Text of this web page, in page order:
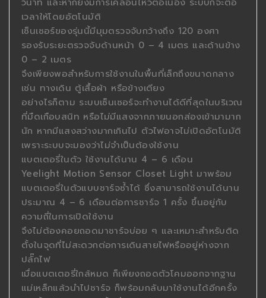
เวลาให้โดยอัตโนมัติ
เซ็นเซอร์ของรุ่นนี้มีมุมตรวจจับกว้างถึง 120 องศา
รองรับระยะตรวจจับด้านหน้า 0 – 4 เมตร และด้านข้าง
0 – 2 เมตร
จึงเพียงพอสำหรับการใช้งานในพื้นที่เล็กถึงขนาดกลาง
เช่น ทางเดิน ตู้เสื้อผ้า หรือข้างเตียง
อย่างไรก็ตาม ระบบเซ็นเซอร์จะทำงานได้ดีที่สุดในบริเวณ
ที่มืดเกือบสนิท หรือไม่มีแสงจากภายนอกส่องเข้ามามาก
นัก หากมีแสงสว่างมากเกินไป ตัวไฟอาจไม่เปิดอัตโนมัติ
เพราะระบบจะมองว่าไม่จำเป็นต้องใช้งาน
แบตเตอรี่ในตัว ใช้งานได้นาน 4 – 6 เดือน
Yeelight Motion Sensor Closet Light มาพร้อม
แบตเตอรี่ในตัวแบบชาร์จซ้ำได้ ซึ่งสามารถใช้งานได้นาน
ประมาณ 4 – 6 เดือนต่อการชาร์จ 1 ครั้ง ขึ้นอยู่กับ
ความถี่ในการเปิดใช้งาน
จึงไม่ต้องคอยถอดมาชาร์จบ่อย ๆ และเหมาะสำหรับติด
ตั้งในจุดที่ไม่สะดวกต่อการเดินสายไฟหรืออยู่ห่างจาก
ปลั๊กไฟ
เมื่อแบตเตอรี่ใกล้หมด ก็เพียงถอดตัวโคมออกจากฐาน
แม่เหล็กแล้วนำไปชาร์จ ก็พร้อมกลับมาใช้งานได้อีกครั้ง